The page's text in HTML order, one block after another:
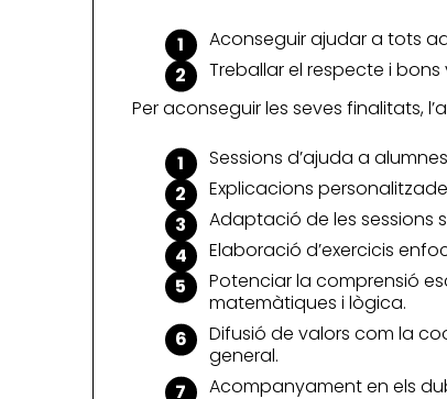
Aconseguir ajudar a tots
Treballar el respecte i
Per aconseguir les seves finalitats,
Sessions d’ajuda a
Explicacions
Adaptació de les sessions
Elaboració d’exercicis
Potenciar la comprensió
matemàtiques i lògica.
Difusió de valors com la
general.
Acompanyament en els